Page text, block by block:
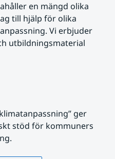
en mängd olika
till hjälp för olika
Vi erbjuder
utbildningsmaterial
ger
stöd för kommuners